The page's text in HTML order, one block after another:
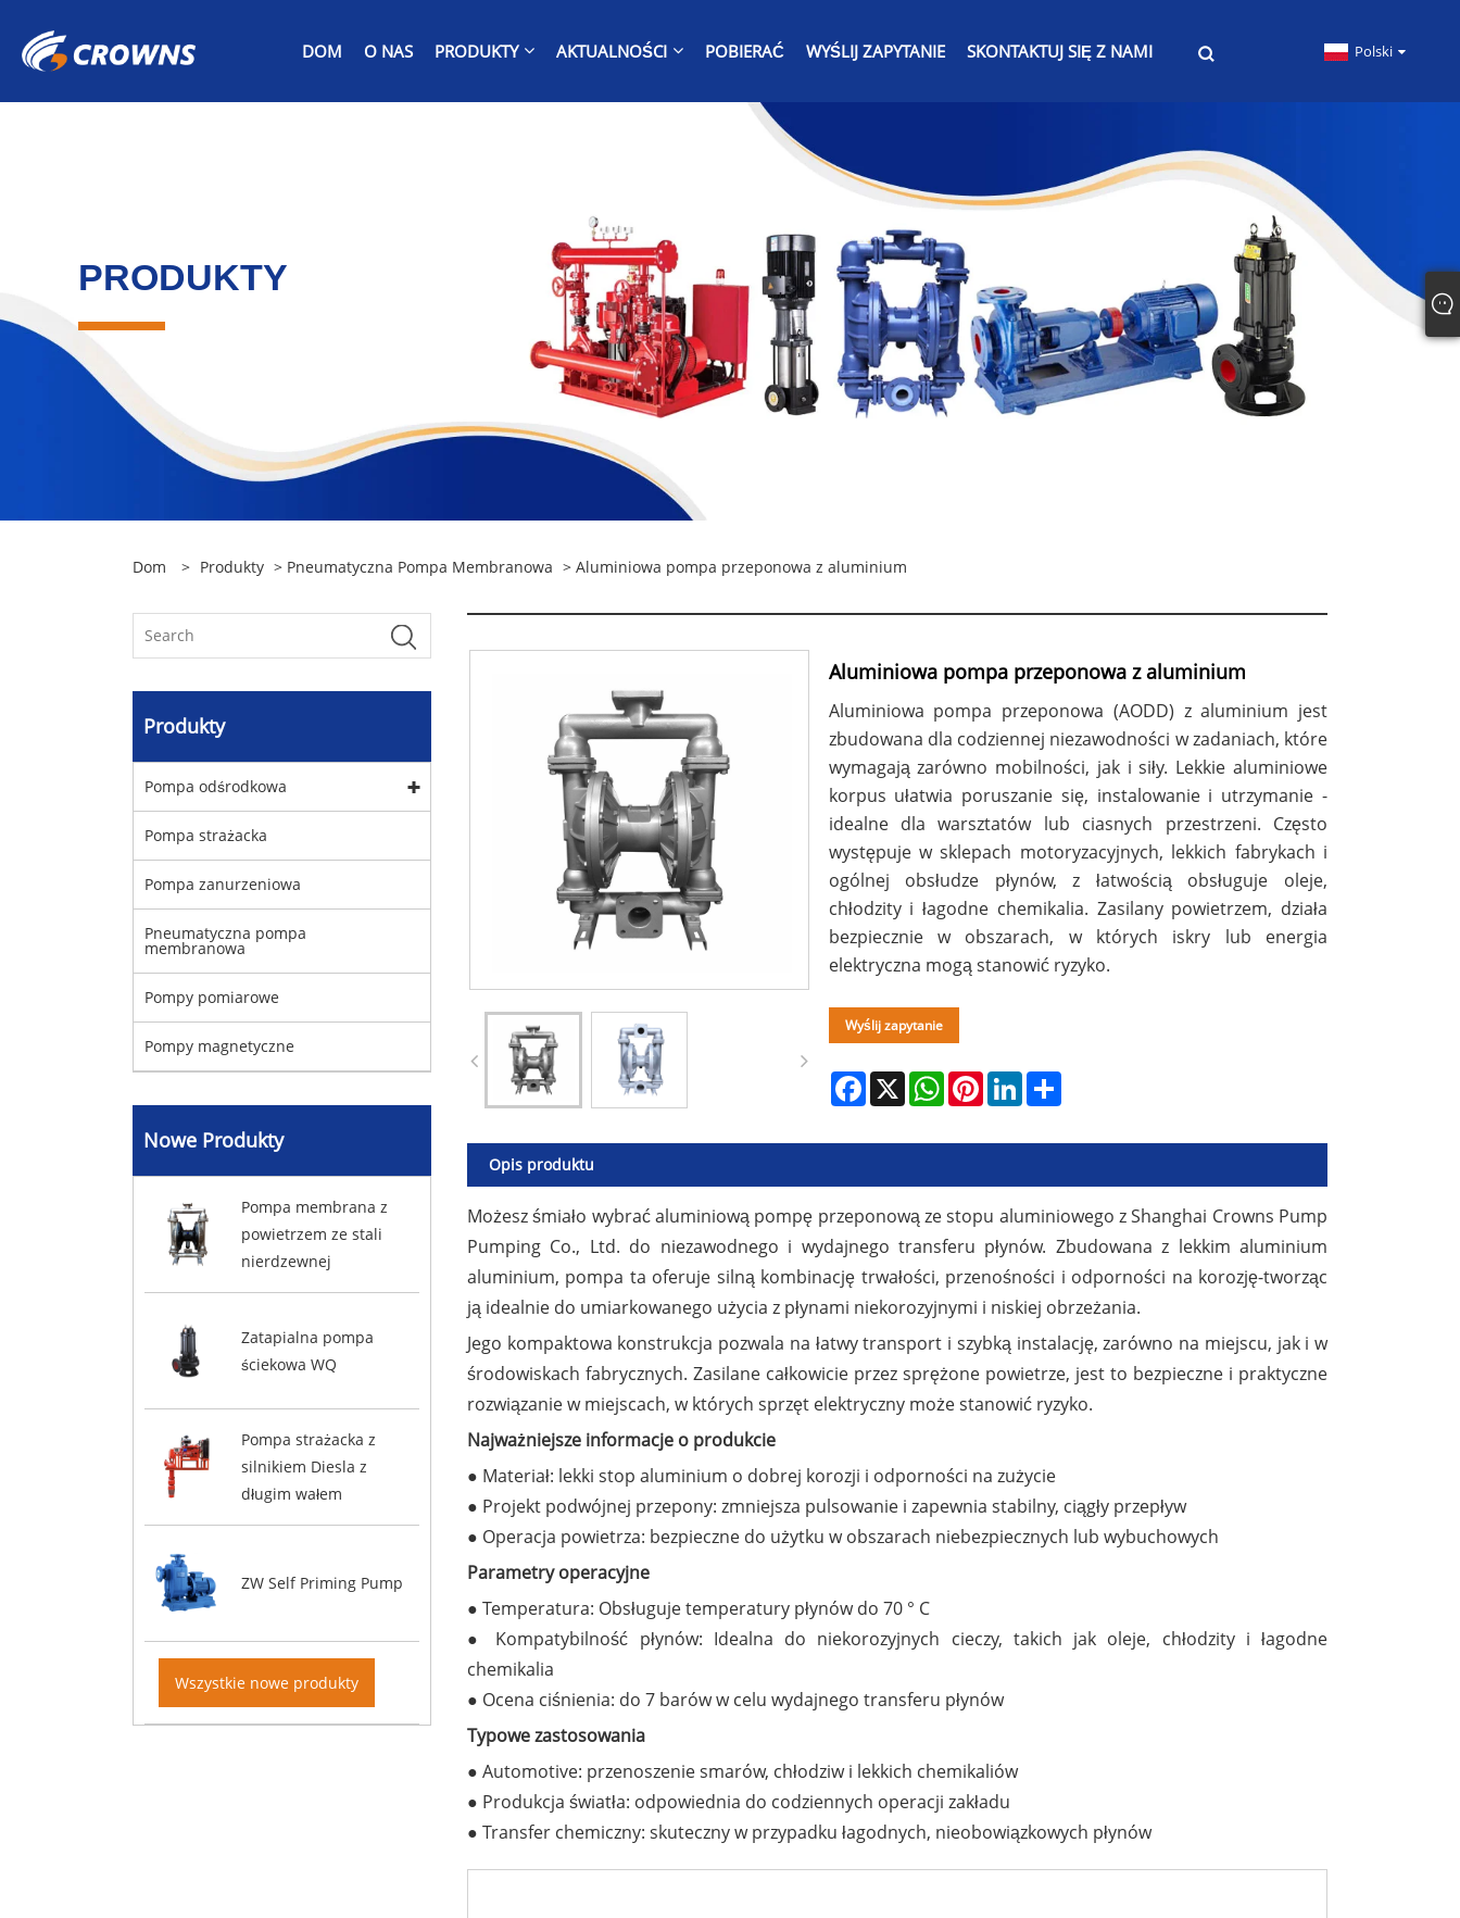
DOM O NAS PRODUKTY AKTUALNOŚCI POBIERAĆ WYŚLIJ ZAPYTANIE SKONTAKTUJ SIĘ Z NAMI Polski
PRODUKTY
Dom > Produkty > Pneumatyczna Pompa Membranowa > Aluminiowa pompa przeponowa z aluminium
Produkty
Pompa odśrodkowa
Pompa strażacka
Pompa zanurzeniowa
Pneumatyczna pompa
membranowa
Pompy pomiarowe
Pompy magnetyczne
Nowe Produkty
Pompa membrana z
powietrzem ze stali
nierdzewnej
Zatapialna pompa
ściekowa WQ
Pompa strażacka z
silnikiem Diesla z
długim wałem
ZW Self Priming Pump
Wszystkie nowe produkty
Aluminiowa pompa przeponowa z aluminium
Aluminiowa pompa przeponowa (AODD) z aluminium jest
zbudowana dla codziennej niezawodności w zadaniach, które
wymagają zarówno mobilności, jak i siły. Lekkie aluminiowe
korpus ułatwia poruszanie się, instalowanie i utrzymanie -
idealne dla warsztatów lub ciasnych przestrzeni. Często
występuje w sklepach motoryzacyjnych, lekkich fabrykach i
ogólnej obsłudze płynów, z łatwością obsługuje oleje,
chłodzity i łagodne chemikalia. Zasilany powietrzem, działa
bezpiecznie w obszarach, w których iskry lub energia
elektryczna mogą stanowić ryzyko.
Wyślij zapytanie
Facebook
X WhatsAppPinterestLinkedInShare
Opis produktu
Możesz śmiało wybrać aluminiową pompę przeponową ze stopu aluminiowego z Shanghai Crowns Pump
Pumping Co., Ltd. do niezawodnego i wydajnego transferu płynów. Zbudowana z lekkim aluminium
aluminium, pompa ta oferuje silną kombinację trwałości, przenośności i odporności na korozję-tworząc
ją idealnie do umiarkowanego użycia z płynami niekorozyjnymi i niskiej obrzeżania.
Jego kompaktowa konstrukcja pozwala na łatwy transport i szybką instalację, zarówno na miejscu, jak i w
środowiskach fabrycznych. Zasilane całkowicie przez sprężone powietrze, jest to bezpieczne i praktyczne
rozwiązanie w miejscach, w których sprzęt elektryczny może stanowić ryzyko.
Najważniejsze informacje o produkcie
Materiał: lekki stop aluminium o dobrej korozji i odporności na zużycie
Projekt podwójnej przepony: zmniejsza pulsowanie i zapewnia stabilny, ciągły przepływ
Operacja powietrza: bezpieczne do użytku w obszarach niebezpiecznych lub wybuchowych
Parametry operacyjne
Temperatura: Obsługuje temperatury płynów do 70 ° C
Kompatybilność płynów: Idealna do niekorozyjnych cieczy, takich jak oleje, chłodzity i łagodne
chemikalia
Ocena ciśnienia: do 7 barów w celu wydajnego transferu płynów
Typowe zastosowania
Automotive: przenoszenie smarów, chłodziw i lekkich chemikaliów
Produkcja światła: odpowiednia do codziennych operacji zakładu
Transfer chemiczny: skuteczny w przypadku łagodnych, nieobowiązkowych płynów